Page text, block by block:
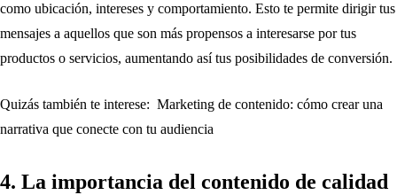
como ubicación, intereses y comportamiento. Esto te permite dirigir tus
mensajes a aquellos que son más propensos a interesarse por tus
productos o servicios, aumentando así tus posibilidades de conversión.
Quizás también te interese: Marketing de contenido: cómo crear una
narrativa que conecte con tu audiencia
4. La importancia del contenido de calidad